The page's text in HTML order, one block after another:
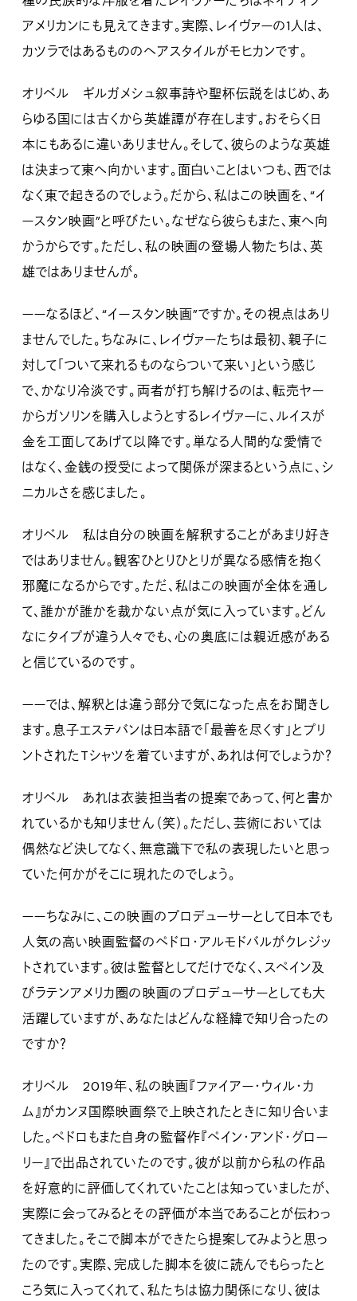
アメリカンにも見えてきます。実際、レイヴァーの1人は、
カツラではあるもののヘアスタイルがモヒカンです。
オリベル ギルガメシュ叙事詩や聖杯伝説をはじめ、あ
らゆる国には古くから英雄譚が存在します。おそらく日
本にもあるに違いありません。そして、彼らのような英雄
は決まって東へ向かいます。面白いことはいつも、西では
なく東で起きるのでしょう。だから、私はこの映画を、“イ
ースタン映画”と呼びたい。なぜなら彼らもまた、東へ向
かうからです。ただし、私の映画の登場人物たちは、英
雄ではありませんが。
ーーなるほど、“イースタン映画”ですか。その視点はあり
ませんでした。ちなみに、レイヴァーたちは最初、親子に
対して「ついて来れるものならついて来い」という感じ
で、かなり冷淡です。両者が打ち解けるのは、転売ヤー
からガソリンを購入しようとするレイヴァーに、ルイスが
金を工面してあげて以降です。単なる人間的な愛情で
はなく、金銭の授受によって関係が深まるという点に、シ
ニカルさを感じました。
オリベル 私は自分の映画を解釈することがあまり好き
ではありません。観客ひとりひとりが異なる感情を抱く
邪魔になるからです。ただ、私はこの映画が全体を通し
て、誰かが誰かを裁かない点が気に入っています。どん
なにタイプが違う人々でも、心の奥底には親近感がある
と信じているのです。
ーーでは、解釈とは違う部分で気になった点をお聞きし
ます。息子エステバンは日本語で「最善を尽くす」とプリ
ントされたTシャツを着ていますが、あれは何でしょうか？
オリベル あれは衣装担当者の提案であって、何と書か
れているかも知りません（笑）。ただし、芸術においては
偶然など決してなく、無意識下で私の表現したいと思っ
ていた何かがそこに現れたのでしょう。
ーーちなみに、この映画のプロデューサーとして日本でも
人気の高い映画監督のペドロ・アルモドバルがクレジッ
トされています。彼は監督としてだけでなく、スペイン及
びラテンアメリカ圏の映画のプロデューサーとしても大
活躍していますが、あなたはどんな経緯で知り合ったの
ですか？
オリベル 2019年、私の映画『ファイアー・ウィル・カ
ム』がカンヌ国際映画祭で上映されたときに知り合いま
した。ペドロもまた自身の監督作『ペイン・アンド・グロー
リー』で出品されていたのです。彼が以前から私の作品
を好意的に評価してくれていたことは知っていましたが、
実際に会ってみるとその評価が本当であることが伝わっ
てきました。そこで脚本ができたら提案してみようと思っ
たのです。実際、完成した脚本を彼に読んでもらったと
ころ気に入ってくれて、私たちは協力関係になり、彼は